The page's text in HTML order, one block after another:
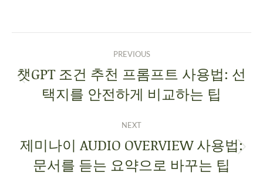
PREVIOUS
챗GPT 조건 추천 프롬프트 사용법: 선
택지를 안전하게 비교하는 팁
NEXT
제미나이 AUDIO OVERVIEW 사용법:
문서를 듣는 요약으로 바꾸는 팁